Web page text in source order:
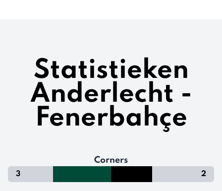
Statistieken
Anderlecht -
Fenerbahçe
Corners
3 2